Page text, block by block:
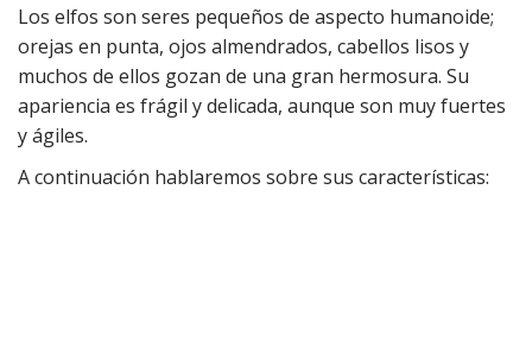
Los elfos son seres pequeños de aspecto humanoide;
orejas en punta, ojos almendrados, cabellos lisos y
muchos de ellos gozan de una gran hermosura. Su
apariencia es frágil y delicada, aunque son muy fuertes
y ágiles.
A continuación hablaremos sobre sus características: